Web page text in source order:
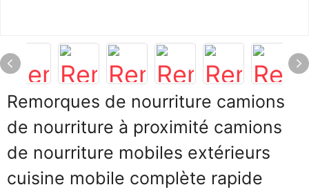
Remorques de nourriture camions
de nourriture à proximité camions
de nourriture mobiles extérieurs
cuisine mobile complète rapide